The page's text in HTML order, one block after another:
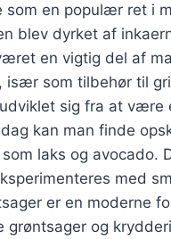
som en populær ret i
blev dyrket af
en vigtig del af
især som tilbehør til
sig fra at være
kan man finde
laks og avocado.
med
er en moderne
og